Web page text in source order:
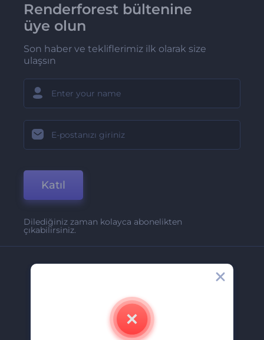
Renderforest bültenine
üye olun
Son haber ve tekliflerimiz ilk olarak size
ulaşsın
Katıl
Dilediğiniz zaman kolayca abonelikten
çıkabilirsiniz.
İletişim
Kariyer